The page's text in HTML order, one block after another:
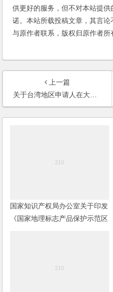
供更好的服务，但不对本站提
诺。本站所载投稿文章，其言
与原作者联系，版权归原作者所
上一篇
关于台湾地区申请人在大陆申请植物新品种权的暂行规定
国家知识产权局办公室关于印发
《国家地理标志产品保护示范区